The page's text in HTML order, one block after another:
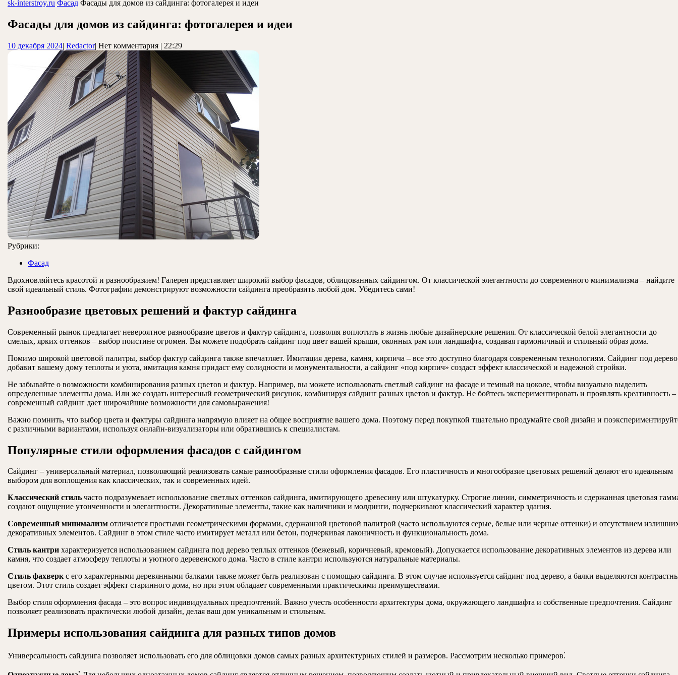
sk-interstroy.ru Фасад Фасады для домов из сайдинга: фотогалерея и идеи
Фасады для домов из сайдинга: фотогалерея и идеи
10 декабря 202410
декабря
2024
| RedactorRedactor
| Нет комментария | 22:29
Рубрики:
Фасад
Вдохновляйтесь красотой и разнообразием! Галерея представляет широкий выбор фасадов, облицованных сайдингом. От классической элегантности до современного минимализма – найдите
свой идеальный стиль. Фотографии демонстрируют возможности сайдинга преобразить любой дом. Убедитесь сами!
Разнообразие цветовых решений и фактур сайдинга
Современный рынок предлагает невероятное разнообразие цветов и фактур сайдинга, позволяя воплотить в жизнь любые дизайнерские решения. От классической белой элегантности до
смелых, ярких оттенков – выбор поистине огромен. Вы можете подобрать сайдинг под цвет вашей крыши, оконных рам или ландшафта, создавая гармоничный и стильный образ дома.
Помимо широкой цветовой палитры, выбор фактур сайдинга также впечатляет. Имитация дерева, камня, кирпича – все это доступно благодаря современным технологиям. Сайдинг под дерево
добавит вашему дому теплоты и уюта, имитация камня придаст ему солидности и монументальности, а сайдинг «под кирпич» создаст эффект классической и надежной стройки.
Не забывайте о возможности комбинирования разных цветов и фактур. Например, вы можете использовать светлый сайдинг на фасаде и темный на цоколе, чтобы визуально выделить
определенные элементы дома. Или же создать интересный геометрический рисунок, комбинируя сайдинг разных цветов и фактур. Не бойтесь экспериментировать и проявлять креативность –
современный сайдинг дает широчайшие возможности для самовыражения!
Важно помнить, что выбор цвета и фактуры сайдинга напрямую влияет на общее восприятие вашего дома. Поэтому перед покупкой тщательно продумайте свой дизайн и
с различными вариантами, используя онлайн-визуализаторы или обратившись к специалистам.
Популярные стили оформления фасадов с сайдингом
Сайдинг – универсальный материал, позволяющий реализовать самые разнообразные стили оформления фасадов. Его пластичность и многообразие цветовых решений делают его идеальным
выбором для воплощения как классических, так и современных идей.
Классический стиль часто подразумевает использование светлых оттенков сайдинга, имитирующего древесину или штукатурку. Строгие линии, симметричность и сдержанная цветовая
создают ощущение утонченности и элегантности. Декоративные элементы, такие как наличники и молдинги, подчеркивают классический характер здания.
Современный минимализм отличается простыми геометрическими формами, сдержанной цветовой палитрой (часто используются серые, белые или черные оттенки) и отсутствием
декоративных элементов. Сайдинг в этом стиле часто имитирует металл или бетон, подчеркивая лаконичность и функциональность дома.
Стиль кантри характеризуется использованием сайдинга под дерево теплых оттенков (бежевый, коричневый, кремовый). Допускается использование декоративных элементов из дерева или
камня, что создает атмосферу теплоты и уютного деревенского дома. Часто в стиле кантри используются натуральные материалы.
Стиль фахверкс его характерными деревянными балками также может быть реализован с помощью сайдинга. В этом случае используется сайдинг под дерево, а балки выделяются
цветом. Этот стиль создает эффект старинного дома, но при этом обладает современными практическими преимуществами.
Выбор стиля оформления фасада – это вопрос индивидуальных предпочтений. Важно учесть особенности архитектуры дома, окружающего ландшафта и собственные предпочтения. Сайдинг
позволяет реализовать практически любой дизайн, делая ваш дом уникальным и стильным.
Примеры использования сайдинга для разных типов домов
Универсальность сайдинга позволяет использовать его для облицовки домов самых разных архитектурных стилей и размеров. Рассмотрим несколько примеров⁚